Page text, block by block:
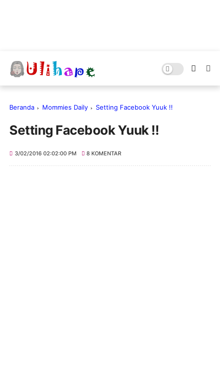
Beranda Mommies Daily Setting Facebook Yuuk !!
Setting Facebook Yuuk !!
3/02/2016 02:02:00 PM 8 KOMENTAR